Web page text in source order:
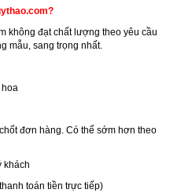
không đạt chất lượng theo yêu cầu
mẫu, sang trọng nhất.
hoa
đơn hàng. Có thể sớm hơn theo
khách
toán tiền trực tiếp)